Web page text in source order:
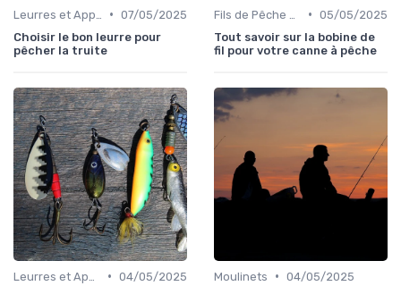
• 07/05/2025
Choisir le bon leurre pour
pêcher la truite
• 05/05/2025
Tout savoir sur la bobine de
fil pour votre canne à pêche
• 04/05/2025
Moulinets • 04/05/2025